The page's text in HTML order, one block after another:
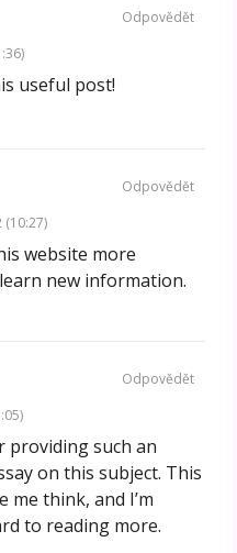
useful post!
Odpovědět
website more
new information.
Odpovědět
providing such an
on this subject. This
me think, and I’m
to reading more.
Odpovědět